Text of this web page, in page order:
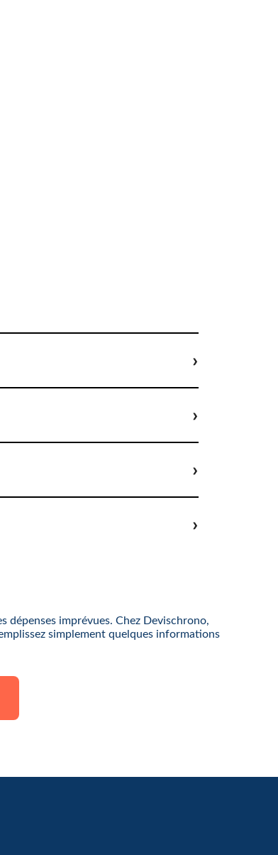
dépenses imprévues. Chez Devischrono,
simplement quelques informations